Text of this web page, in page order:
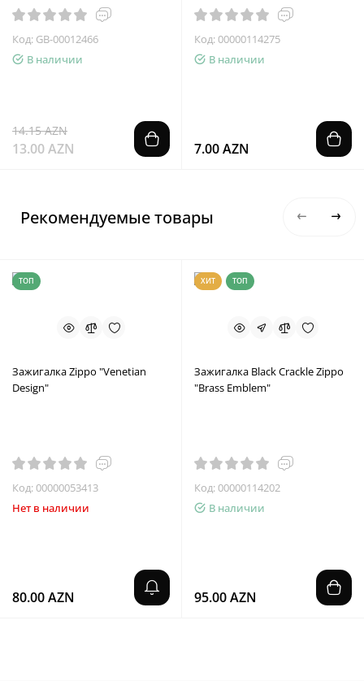
Код: GB-00012466
В наличии
14.15 AZN
13.00 AZN
Код: 00000114275
В наличии
7.00 AZN
Рекомендуемые товары
ТОП
Зажигалка Zippo "Venetian
Design"
Код: 00000053413
Нет в наличии
80.00 AZN
ХИТ ТОП
Зажигалка Black Crackle Zippo
"Brass Emblem"
Код: 00000114202
В наличии
95.00 AZN